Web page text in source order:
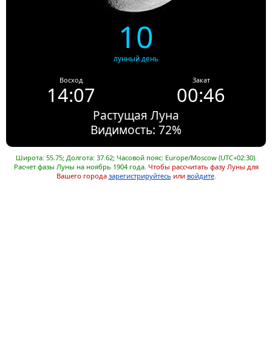
10
лунный день
Восход
14:07
Закат
00:46
Растущая Луна
Видимость: 72%
Широта: 55.75; Долгота: 37.62; Часовой пояс: Europe/Moscow (UTC+02:30).
Расчет фазы Луны на ноябрь 1904 года. Чтобы рассчитать фазу Луны для
Вашего города зарегистрируйтесь или войдите.